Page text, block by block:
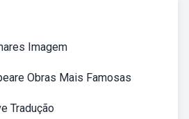
Imagem
Obras Mais Famosas
Tradução